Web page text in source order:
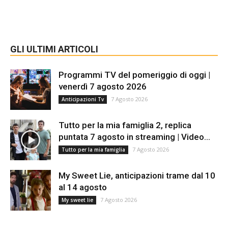
GLI ULTIMI ARTICOLI
Programmi TV del pomeriggio di oggi |
venerdì 7 agosto 2026
Anticipazioni Tv 7 Agosto 2026
Tutto per la mia famiglia 2, replica
puntata 7 agosto in streaming | Video...
Tutto per la mia famiglia 7 Agosto 2026
My Sweet Lie, anticipazioni trame dal 10
al 14 agosto
My sweet lie 7 Agosto 2026